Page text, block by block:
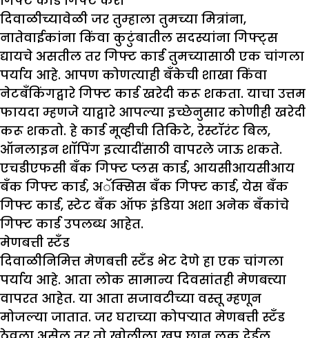
दिवाळीच्यावेळी जर तुम्हाला तुमच्या मित्रांना,
नातेवाईकांना किंवा कुटुंबातील सदस्यांना गिफ्ट्स
द्यायचे असतील तर गिफ्ट कार्ड तुमच्यासाठी एक चांगला
पर्याय आहे. आपण कोणत्याही बँकेची शाखा किंवा
नेटबँकिंगद्वारे गिफ्ट कार्ड खरेदी करू शकता. याचा उत्तम
फायदा म्हणजे याद्वारे आपल्या इच्छेनुसार कोणीही खरेदी
करू शकतो. हे कार्ड मूव्हीची तिकिटे, रेस्टॉरंट बिल,
ऑनलाइन शॉपिंग इत्यादींसाठी वापरले जाऊ शकते.
एचडीएफसी बँक गिफ्ट प्लस कार्ड, आयसीआयसीआय
बँक गिफ्ट कार्ड, अॅक्सिस बँक गिफ्ट कार्ड, येस बँक
गिफ्ट कार्ड, स्टेट बँक ऑफ इंडिया अशा अनेक बँकांचे
गिफ्ट कार्ड उपलब्ध आहेत.
मेणबत्ती स्टँड
दिवाळीनिमित्त मेणबत्ती स्टँड भेट देणे हा एक चांगला
पर्याय आहे. आता लोक सामान्य दिवसांतही मेणबत्त्या
वापरत आहेत. या आता सजावटीच्या वस्तू म्हणून
मोजल्या जातात. जर घराच्या कोपऱ्यात मेणबत्ती स्टँड